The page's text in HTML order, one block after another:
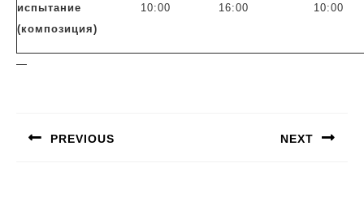
испытание
(композиция)
10:00
16:00
10:00
—
записям
PREVIOUS NEXT